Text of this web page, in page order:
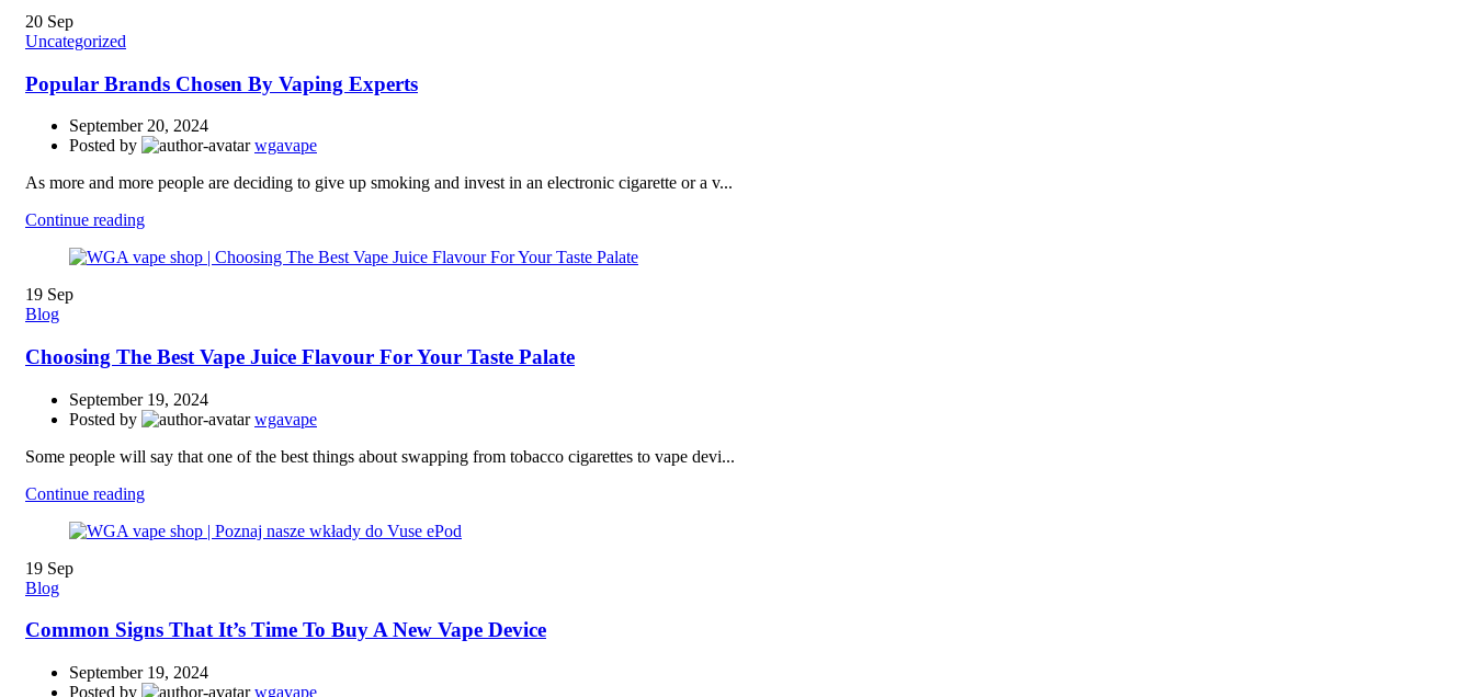
20 Sep
Uncategorized
Popular Brands Chosen By Vaping Experts
September 20, 2024
Posted by
wgavape
As more and more people are deciding to give up smoking and invest in an electronic cigarette or a v...
Continue reading
19 Sep
Blog
Choosing The Best Vape Juice Flavour For Your Taste Palate
September 19, 2024
Posted by
wgavape
Some people will say that one of the best things about swapping from tobacco cigarettes to vape devi...
Continue reading
19 Sep
Blog
Common Signs That It’s Time To Buy A New Vape Device
September 19, 2024
Posted by
wgavape